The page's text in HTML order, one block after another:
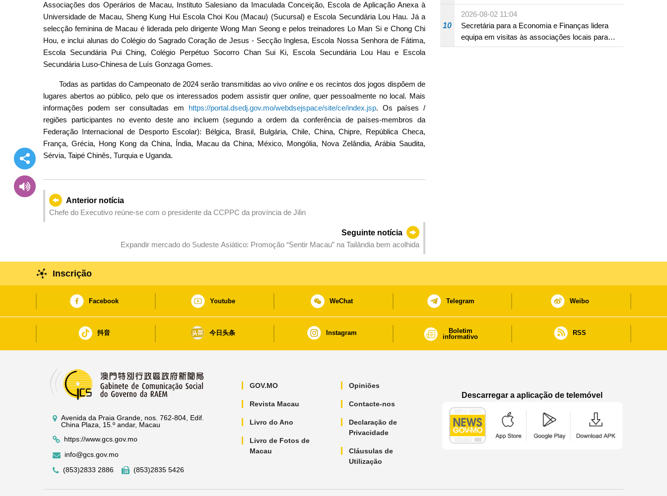
Associações dos Operários de Macau, Instituto Salesiano da Imaculada Conceição, Escola de Aplicação Anexa à
Universidade de Macau, Sheng Kung Hui Escola Choi Kou (Macau) (Sucursal) e Escola Secundária Lou Hau. Já a
selecção feminina de Macau é liderada pelo dirigente Wong Man Seong e pelos treinadores Lo Man Si e Chong Chi
Hou, e inclui alunas do Colégio do Sagrado Coração de Jesus - Secção Inglesa, Escola Nossa Senhora de Fátima,
Escola Secundária Pui Ching, Colégio Perpétuo Socorro Chan Sui Ki, Escola Secundária Lou Hau e Escola
Secundária Luso-Chinesa de Luís Gonzaga Gomes.
Todas as partidas do Campeonato de 2024 serão transmitidas ao vivo onlinee os recintos dos jogos dispõem de
lugares abertos ao público, pelo que os interessados podem assistir quer online, quer pessoalmente no local. Mais
informações podem ser consultadas em
https://portal.dsedj.gov.mo/webdsejspace/site/ce/index.jsp. Os países /
regiões participantes no evento deste ano incluem (segundo a ordem da conferência de países-membros da
Federação Internacional de Desporto Escolar): Bélgica, Brasil, Bulgária, Chile, China, Chipre, República Checa,
França, Grécia, Hong Kong da China, Índia, Macau da China, México, Mongólia, Nova Zelândia, Arábia Saudita,
Sérvia, Taipé Chinês, Turquia e Uganda.
Anterior notícia
Chefe do Executivo reúne-se com o presidente da CCPPC da província de Jilin
Seguinte notícia
Expandir mercado do Sudeste Asiático: Promoção “Sentir Macau” na Tailândia bem acolhida
18 anos
10
2026-08-02 11:04
Secretária para a Economia e Finanças lidera
equipa em visitas às associações locais para
consolidar consensos e promover os trabalhos
Inscrição
Facebook Youtube WeChat Telegram Weibo
抖音 今日头条 Instagram
Boletim
informativo
RSS
Avenida da Praia Grande, nos. 762-804, Edif.
China Plaza, 15.º andar, Macau
https://www.gcs.gov.mo
info@gcs.gov.mo
(853)2833 2886
(853)2835 5426
GOV.MO
Revista Macau
Livro do Ano
Livro de Fotos de
Macau
Opiniões
Contacte-nos
Declaração de
Privacidade
Cláusulas de
Utilização
Descarregar a aplicação de telemóvel